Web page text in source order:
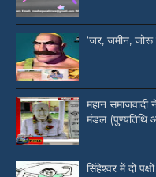
‘जर, जमीन, जोरू
महान समाजवादी
मंडल (पुण्यतिथि
सिंहेश्वर में दो